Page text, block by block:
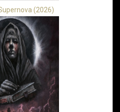
(2026)